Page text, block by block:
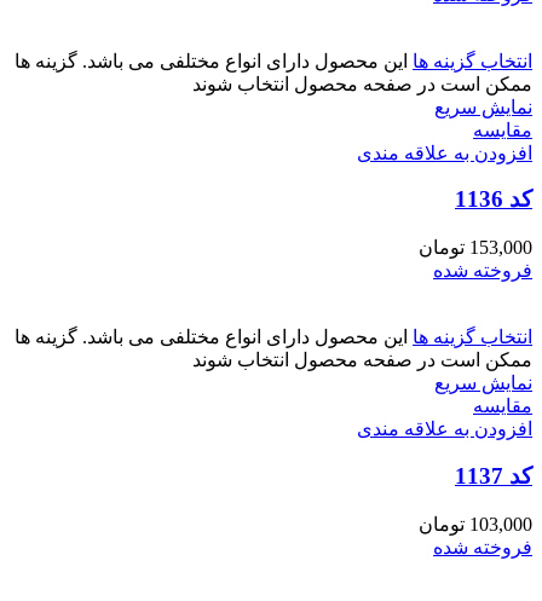
انتخاب گزینه ها این محصول دارای انواع مختلفی می باشد. گزینه ها
ممکن است در صفحه محصول انتخاب شوند
نمایش سریع
مقايسه
افزودن به علاقه مندی
کد 1136
153,000 تومان
فروخته شده
انتخاب گزینه ها این محصول دارای انواع مختلفی می باشد. گزینه ها
ممکن است در صفحه محصول انتخاب شوند
نمایش سریع
مقايسه
افزودن به علاقه مندی
کد 1137
103,000 تومان
فروخته شده